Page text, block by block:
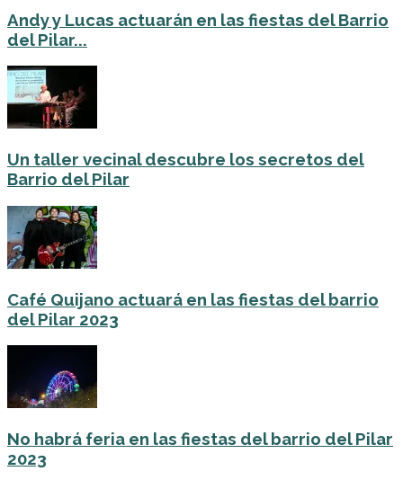
Andy y Lucas actuarán en las fiestas del Barrio
del Pilar...
Un taller vecinal descubre los secretos del
Barrio del Pilar
Café Quijano actuará en las fiestas del barrio
del Pilar 2023
No habrá feria en las fiestas del barrio del Pilar
2023